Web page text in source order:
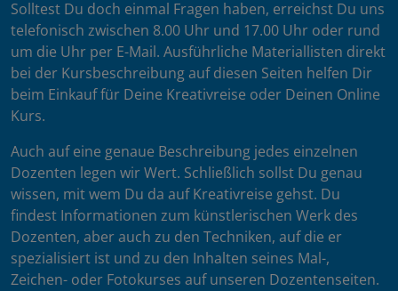
Solltest Du doch einmal Fragen haben, erreichst Du uns
telefonisch zwischen 8.00 Uhr und 17.00 Uhr oder rund
um die Uhr per E-Mail. Ausführliche Materiallisten direkt
bei der Kursbeschreibung auf diesen Seiten helfen Dir
beim Einkauf für Deine Kreativreise oder Deinen Online
Kurs.
Auch auf eine genaue Beschreibung jedes einzelnen
Dozenten legen wir Wert. Schließlich sollst Du genau
wissen, mit wem Du da auf Kreativreise gehst. Du
findest Informationen zum künstlerischen Werk des
Dozenten, aber auch zu den Techniken, auf die er
spezialisiert ist und zu den Inhalten seines Mal-,
Zeichen- oder Fotokurses auf unseren Dozentenseiten.